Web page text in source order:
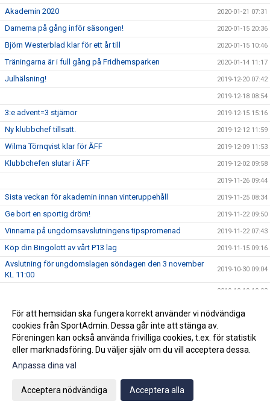
Akademin 2020 2020-01-21 07:31
Damerna på gång inför säsongen! 2020-01-15 20:36
Björn Westerblad klar för ett år till 2020-01-15 10:46
Träningarna är i full gång på Fridhemsparken 2020-01-14 11:17
Julhälsning! 2019-12-20 07:42
2019-12-18 08:54
3:e advent=3 stjärnor 2019-12-15 15:16
Ny klubbchef tillsatt. 2019-12-12 11:59
Wilma Törnqvist klar för ÄFF 2019-12-09 11:53
Klubbchefen slutar i ÄFF 2019-12-02 09:58
2019-11-26 09:44
Sista veckan för akademin innan vinteruppehåll 2019-11-25 08:34
Ge bort en sportig dröm! 2019-11-22 09:50
Vinnarna på ungdomsavslutningens tipspromenad 2019-11-22 07:43
Köp din Bingolott av vårt P13 lag 2019-11-15 09:16
Avslutning för ungdomslagen söndagen den 3 november
KL 11:00
2019-10-30 09:04
2019-10-19 10:02
F17 FÖR- EM Spanien - Sverige
Sommarproffsläger 2019 2019-08-14 11:14
Angående gårdagens match i P19-Allsvenskan
För att hemsidan ska fungera korrekt använder vi nödvändiga
cookies från SportAdmin. Dessa går inte att stänga av.
Föreningen kan också använda frivilliga cookies, t.ex. för statistik
eller marknadsföring. Du väljer själv om du vill acceptera dessa.
Anpassa dina val
Acceptera nödvändiga Acceptera alla